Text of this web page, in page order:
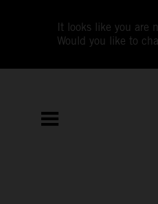
It looks like you are
Would you like to